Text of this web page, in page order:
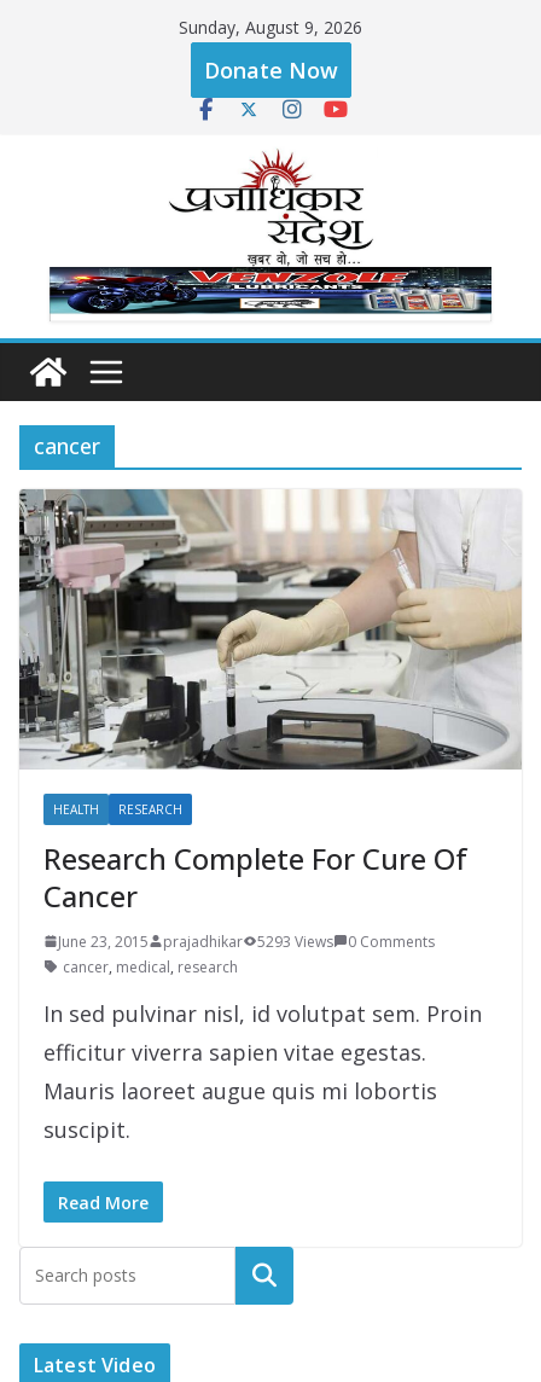
Sunday, August 9, 2026
Donate Now
cancer
HEALTH RESEARCH
Research Complete For Cure Of
Cancer
June 23, 2015 prajadhikar 5293 Views
0 Comments
cancer, medical, research
In sed pulvinar nisl, id volutpat sem. Proin
efficitur viverra sapien vitae egestas.
Mauris laoreet augue quis mi lobortis
suscipit.
Read More
Latest Video